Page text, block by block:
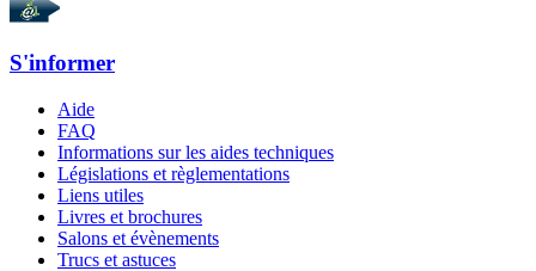
S'informer
Aide
FAQ
Informations sur les aides techniques
Législations et règlementations
Liens utiles
Livres et brochures
Salons et évènements
Trucs et astuces